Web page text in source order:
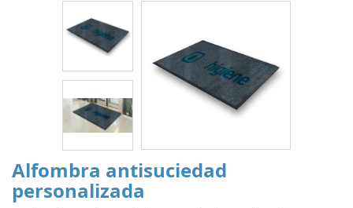
Alfombra antisuciedad
personalizada